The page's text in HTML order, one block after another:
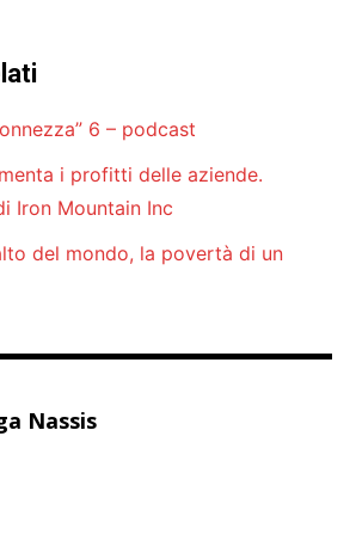
6 – podcast
i profitti delle aziende.
Iron Mountain Inc
del mondo, la povertà di un
Nassis